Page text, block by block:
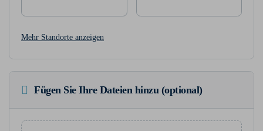
Mehr Standorte anzeigen
Fügen Sie Ihre Dateien hinzu (optional)